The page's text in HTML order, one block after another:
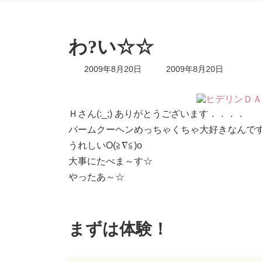
わ?い☆☆
2009年8月20日
最
日
時
:
2009年8月20日
Ｈさん(:_;) ありがとうございます．．．．
バームクーヘンめっちゃくちゃ大好きなん
うれしいO(≧∇≦)o
大事にたべま～す☆
やったあ～☆
まずは体験！